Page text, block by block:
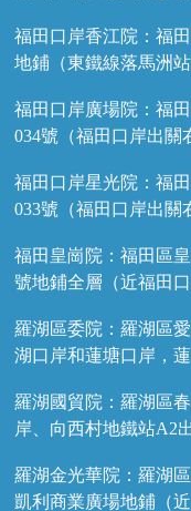
福田口岸香江院：福
地鋪（東鐵線落馬洲
福田口岸廣場院：福
034號（福田口岸出關
福田口岸星光院：福
033號（福田口岸出關
福田皇崗院：福田區
號地鋪全層（近福田
羅湖區委院：羅湖區
湖口岸和蓮塘口岸，
羅湖國貿院：羅湖區
岸、向西村地鐵站A2
羅湖金光華院：羅湖
凱利商業廣場地鋪（